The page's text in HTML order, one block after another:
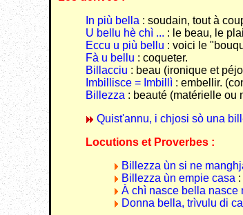
In più bella : soudain, tout à
U bellu hè chì ... : le beau, le
Eccu u più bellu : voici le
Fà u bellu : coqueter.
Billacciu : beau (ironique et
Imbillisce = Imbillì : embellir.
Billezza : beauté (matérielle ou
Quist'annu, i chjosi sò una
Locutions et Proverbes :
Billezza ùn si ne
Billezza ùn empie casa
À chì nasce bella nasce
Donna bella, trìvulu di